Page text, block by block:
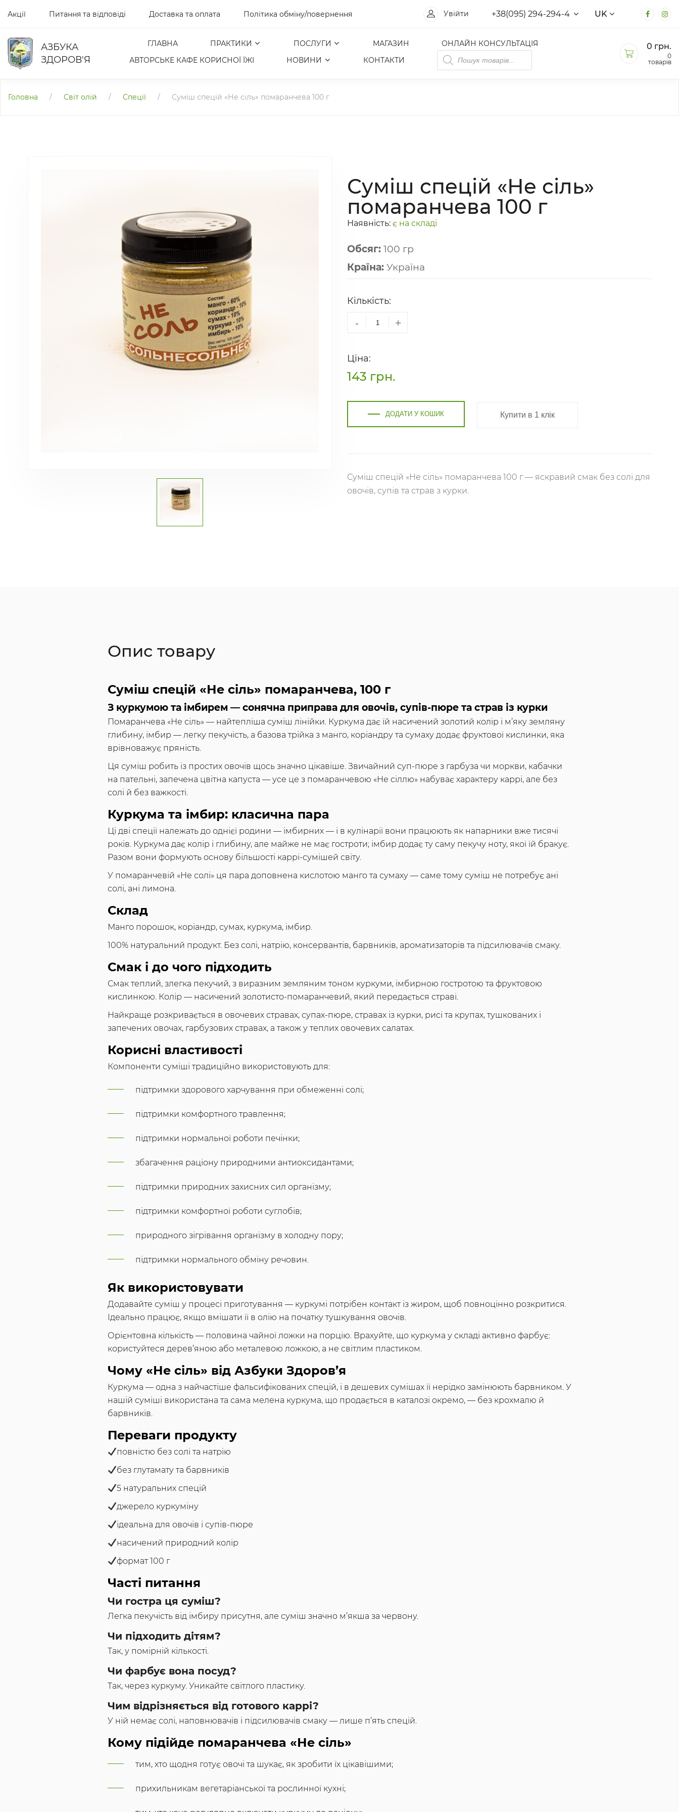
Акції Питання та відповіді Доставка та оплата Політика обміну/повернення Увійти +38(095) 294-294-4 UK
АЗБУКА
ЗДОРОВ'Я
ГЛАВНА ПРАКТИКИ ПОСЛУГИ МАГАЗИН
ОНЛАЙН КОНСУЛЬТАЦІЯ
АВТОРСЬКЕ КАФЕ КОРИСНОЇ ЇЖІ
НОВИНИ КОНТАКТИ
Products
search
0 грн.
0
товарів
Головна / Світ олій / Спеції / Суміш спецій «Не сіль» помаранчева 100 г
Суміш спецій «Не сіль»
помаранчева 100 г
Наявність: є на складі
Обсяг: 100 гр
Країна: Україна
Кількість:
- +
Ціна:
143 грн.
ДОДАТИ У КОШИК Купити в 1 клік
Суміш спецій «Не сіль» помаранчева 100 г — яскравий смак без солі для
овочів, супів та страв з курки.
Опис товару
Суміш спецій «Не сіль» помаранчева, 100 г
З куркумою та імбирем — сонячна приправа для овочів, супів-пюре та страв із курки
Помаранчева «Не сіль» — найтепліша суміш лінійки. Куркума дає їй насичений золотий колір і м’яку земляну
глибину, імбир — легку пекучість, а базова трійка з манго, коріандру та сумаху додає фруктової кислинки, яка
врівноважує пряність.
Ця суміш робить із простих овочів щось значно цікавіше. Звичайний суп-пюре з гарбуза чи моркви, кабачки
на пательні, запечена цвітна капуста — усе це з помаранчевою «Не сіллю» набуває характеру каррі, але без
солі й без важкості.
Куркума та імбир: класична пара
Ці дві спеції належать до однієї родини — імбирних — і в кулінарії вони працюють як напарники вже тисячі
років. Куркума дає колір і глибину, але майже не має гостроти; імбир додає ту саму пекучу ноту, якої їй бракує.
Разом вони формують основу більшості каррі-сумішей світу.
У помаранчевій «Не солі» ця пара доповнена кислотою манго та сумаху — саме тому суміш не потребує ані
солі, ані лимона.
Склад
Манго порошок, коріандр, сумах, куркума, імбир.
100% натуральний продукт. Без солі, натрію, консервантів, барвників, ароматизаторів та підсилювачів смаку.
Смак і до чого підходить
Смак теплий, злегка пекучий, з виразним земляним тоном куркуми, імбирною гостротою та фруктовою
кислинкою. Колір — насичений золотисто-помаранчевий, який передається страві.
Найкраще розкривається в овочевих стравах, супах-пюре, стравах із курки, рисі та крупах, тушкованих і
запечених овочах, гарбузових стравах, а також у теплих овочевих салатах.
Корисні властивості
Компоненти суміші традиційно використовують для:
підтримки здорового харчування при обмеженні солі;
підтримки комфортного травлення;
підтримки нормальної роботи печінки;
збагачення раціону природними антиоксидантами;
підтримки природних захисних сил організму;
підтримки комфортної роботи суглобів;
природного зігрівання організму в холодну пору;
підтримки нормального обміну речовин.
Як використовувати
Додавайте суміш у процесі приготування — куркумі потрібен контакт із жиром, щоб повноцінно розкритися.
Ідеально працює, якщо вмішати її в олію на початку тушкування овочів.
Орієнтовна кількість — половина чайної ложки на порцію. Врахуйте, що куркума у складі активно фарбує:
користуйтеся дерев’яною або металевою ложкою, а не світлим пластиком.
Чому «Не сіль» від Азбуки Здоров’я
Куркума — одна з найчастіше фальсифікованих спецій, і в дешевих сумішах її нерідко замінюють барвником. У
нашій суміші використана та сама мелена куркума, що продається в каталозі окремо, — без крохмалю й
барвників.
Переваги продукту
повністю без солі та натрію
без глутамату та барвників
5 натуральних спецій
джерело куркуміну
ідеальна для овочів і супів-пюре
насичений природний колір
формат 100 г
Часті питання
Чи гостра ця суміш?
Легка пекучість від імбиру присутня, але суміш значно м’якша за червону.
Чи підходить дітям?
Так, у помірній кількості.
Чи фарбує вона посуд?
Так, через куркуму. Уникайте світлого пластику.
Чим відрізняється від готового каррі?
У ній немає солі, наповнювачів і підсилювачів смаку — лише п’ять спецій.
Кому підійде помаранчева «Не сіль»
тим, хто щодня готує овочі та шукає, як зробити їх цікавішими;
прихильникам вегетаріанської та рослинної кухні;